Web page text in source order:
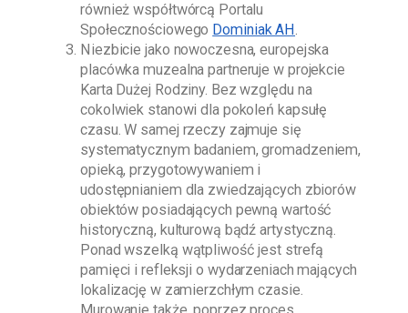
również współtwórcą Portalu
Społecznościowego Dominiak AH.
Niezbicie jako nowoczesna, europejska
placówka muzealna partneruje w projekcie
Karta Dużej Rodziny. Bez względu na
cokolwiek stanowi dla pokoleń kapsułę
czasu. W samej rzeczy zajmuje się
systematycznym badaniem, gromadzeniem,
opieką, przygotowywaniem i
udostępnianiem dla zwiedzających zbiorów
obiektów posiadających pewną wartość
historyczną, kulturową bądź artystyczną.
Ponad wszelką wątpliwość jest strefą
pamięci i refleksji o wydarzeniach mających
lokalizację w zamierzchłym czasie.